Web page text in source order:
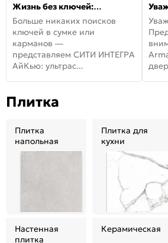
Жизнь без ключей:
встречайте новую дверь
СИТИ ИНТЕГРА АйКью!
Больше никаких поисков
ключей в сумке или
карманов —
представляем СИТИ ИНТЕГРА
АйКью: ультрас...
Плитка
Плитка
напольная
Плитка для
кухни
Настенная
плитка
Керамическая